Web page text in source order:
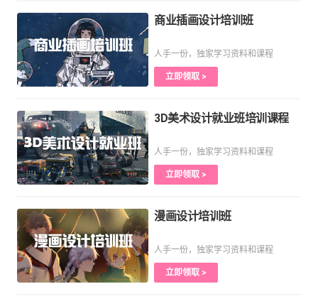
商业插画设计培训班
人手一份，独家学习资料和课程
立即领取 >
3D美术设计就业班培训课程
人手一份，独家学习资料和课程
立即领取 >
漫画设计培训班
人手一份，独家学习资料和课程
立即领取 >